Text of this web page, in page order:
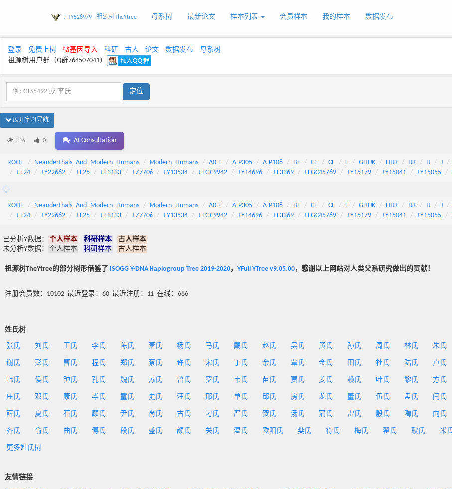
J-TY528979 - 祖源树TheYtree 母系树 最新论文 样本列表 会员样本 我的样本 数据发布
登录 免费上树 微基因导入 科研 古人 论文 数据发布
母系树
祖源树用户群（Q群764507041）
展开字母导航
116 0 AI Consultation
ROOT Neanderthals_And_Modern_Humans Modern_Humans A0-T A-P305 A-P108 BT CT CF F GHIJK HIJK IJK IJ J
J-L24
J-Y22662 J-L25 J-F3133 J-Z7706 J-Y13534 J-FGC9942 J-Y14696 J-F3369 J-FGC45769 J-Y15179 J-Y15041 J-Y15055
ROOT Neanderthals_And_Modern_Humans Modern_Humans A0-T A-P305 A-P108 BT CT CF F GHIJK HIJK IJK IJ J
J-L24
J-Y22662 J-L25 J-F3133 J-Z7706 J-Y13534 J-FGC9942 J-Y14696 J-F3369 J-FGC45769 J-Y15179 J-Y15041 J-Y15055
已分析Y数据： 个人样本 科研样本
古人样本
未分析Y数据：
个人样本 科研样本 古人样本
祖源树TheYtree的部分树形借鉴了 ISOGG Y-DNA Haplogroup Tree 2019-2020， YFull YTree v9.05.00，感谢以上网站对人类父系研究做出的贡献！
注册会员数：10102 最近登录：60 最近注册：11 在线：686
姓氏树
张氏 刘氏 王氏 李氏 陈氏 萧氏 杨氏 马氏 戴氏 赵氏 吴氏 黄氏 孙氏 周氏 林氏 朱氏
谢氏 彭氏 曹氏 程氏 郑氏 蔡氏 许氏 宋氏 丁氏 余氏 覃氏 金氏 田氏 杜氏 陆氏 卢氏
韩氏 侯氏 钟氏 孔氏 魏氏 苏氏 曾氏 罗氏 韦氏 苗氏 贾氏 姜氏 赖氏 叶氏 黎氏 方氏
庄氏 邓氏 康氏 毕氏 童氏 史氏 汪氏 邢氏 单氏 邱氏 房氏 龙氏 董氏 伍氏 孟氏 闫氏
薛氏 夏氏 石氏 顾氏 尹氏 尚氏 古氏 刁氏 严氏 贺氏 汤氏 蒲氏 雷氏 殷氏 陶氏 向氏
齐氏 俞氏 曲氏 傅氏 段氏 盛氏 颜氏 关氏 温氏 欧阳氏 樊氏 符氏 梅氏 翟氏 耿氏 米
更多姓氏树
友情链接